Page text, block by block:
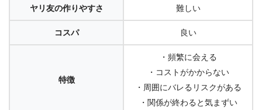
ヤリ友の作りやすさ 難しい
コスパ 良い
特徴
・頻繁に会える
・コストがかからない
・周囲にバレるリスクがある
・関係が終わると気まずい